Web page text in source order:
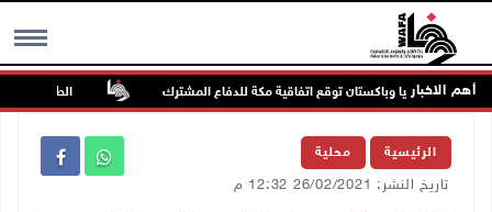
MENU أهم الاخبار
وتركيا وباكستان توقع اتفاقية مكة للدفاع المشترك الطقس: أجواء
الرئيسية محلية
تاريخ النشر: 26/02/2021 12:32 م